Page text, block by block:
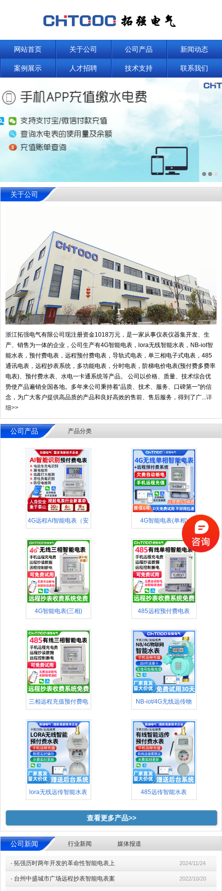
网站首页 关于公司 公司产品 新闻动态
案例展示 人才招聘 技术支持 联系我们
关于公司
浙江拓强电气有限公司现注册资金1018万元，是一家从事仪表仪器集开发、生
产、销售为一体的企业，公司生产有4G智能电表，lora无线智能水表，NB-iot智
能水表，预付费电表，远程预付费电表，导轨式电表，单三相电子式电表，485
通讯电表，远程抄表系统，多功能电表，分时电表，阶梯电价电表(预付费多费率
电表)、预付费水表、水电一卡通系统等产品。 公司以价格、质量、技术综合优
势使产品遍销全国各地。多年来公司秉持着“品质、技术、服务、口碑第一"的信
念，为广大客户提供高品质的产品和良好高效的售前、售后服务，得到了广...详
细>>
公司产品 产品分类
4G远程AI智能电表（安 4G智能电表(单相)
4G智能电表(三相) 485远程预付费电表
三相远程充值预付费电 NB-iot/4G无线远传物
lora无线远传智能水表 485远传智能水表
查看更多产品>>
公司新闻 行业新闻 媒体报道
· 拓强历时两年开发的革命性智能电表上 2024/11/24
· 台州中盛城市广场远程抄表智能电表案 2022/10/20